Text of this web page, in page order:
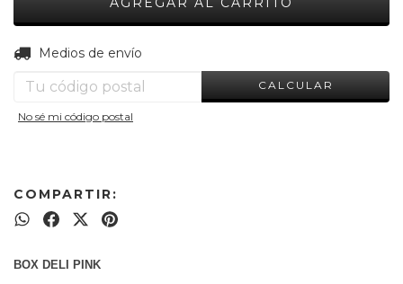
Entregas para el CP:
Medios de envío
CALCULAR
No sé mi código postal
COMPARTIR:
BOX DELI PINK